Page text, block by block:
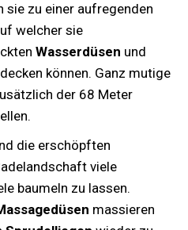
sie zu einer aufregenden
welcher sie
Wasserdüsen und
können. Ganz mutige
der 68 Meter
die erschöpften
viele
baumeln zu lassen.
massieren